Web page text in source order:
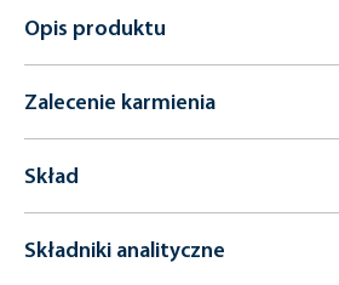
Opis produktu
Zalecenie karmienia
Skład
Składniki analityczne